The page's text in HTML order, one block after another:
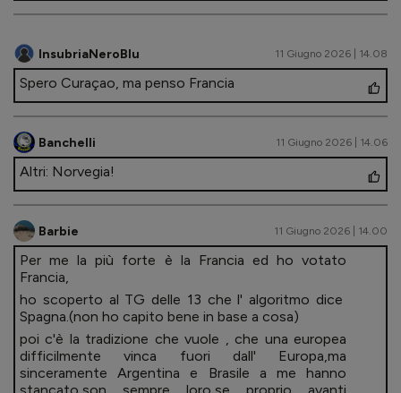
InsubriaNeroBlu 11 Giugno 2026 | 14.08
Spero Curaçao, ma penso Francia
Banchelli 11 Giugno 2026 | 14.06
Altri: Norvegia!
Barbie 11 Giugno 2026 | 14.00
Per me la più forte è la Francia ed ho votato
Francia,
ho scoperto al TG delle 13 che l' algoritmo dice
Spagna.(non ho capito bene in base a cosa)
poi c'è la tradizione che vuole , che una europea
difficilmente vinca fuori dall' Europa,ma
sinceramente Argentina e Brasile a me hanno